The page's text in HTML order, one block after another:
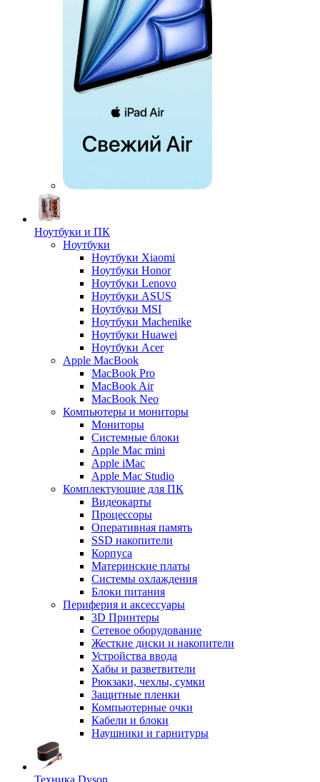
Ноутбуки и ПК
Ноутбуки
Ноутбуки Xiaomi
Ноутбуки Honor
Ноутбуки Lenovo
Ноутбуки ASUS
Ноутбуки MSI
Ноутбуки Machenike
Ноутбуки Huawei
Ноутбуки Acer
Apple MacBook
MacBook Pro
MacBook Air
MacBook Neo
Компьютеры и мониторы
Мониторы
Системные блоки
Apple Mac mini
Apple iMac
Apple Mac Studio
Комплектующие для ПК
Видеокарты
Процессоры
Оперативная память
SSD накопители
Корпуса
Материнские платы
Системы охлаждения
Блоки питания
Периферия и аксессуары
3D Принтеры
Сетевое оборудование
Жесткие диски и накопители
Устройства ввода
Хабы и разветвители
Рюкзаки, чехлы, сумки
Защитные пленки
Компьютерные очки
Кабели и блоки
Наушники и гарнитуры
Техника Dyson